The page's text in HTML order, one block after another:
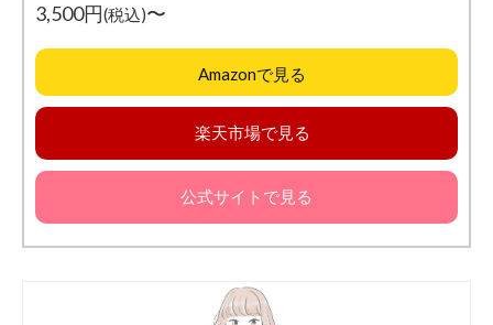
3,500円(税込)〜
Amazonで見る
楽天市場で見る
公式サイトで見る